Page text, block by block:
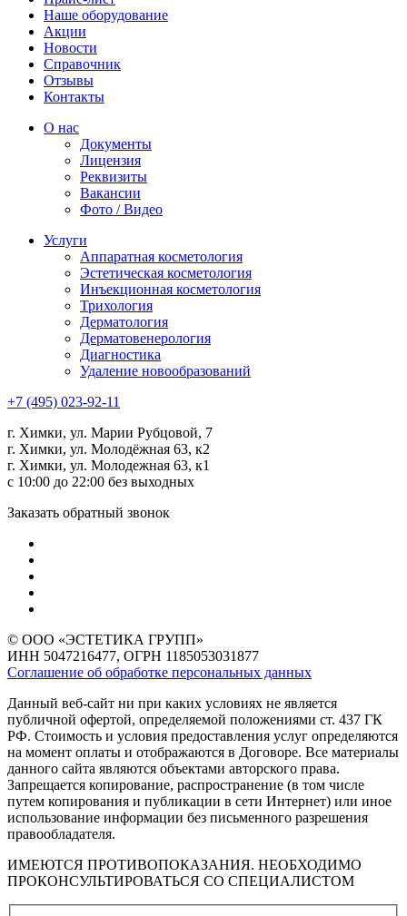
Наше оборудование
Акции
Новости
Справочник
Отзывы
Контакты
О нас
Документы
Лицензия
Реквизиты
Вакансии
Фото / Видео
Услуги
Аппаратная косметология
Эстетическая косметология
Инъекционная косметология
Трихология
Дермато­логия
Дерматовенерология
Диагностика
Удаление новообразований
+7 (495) 023-92-11
г. Химки, ул. Марии Рубцовой, 7
г. Химки, ул. Молодёжная 63, к2
г. Химки, ул. Молодежная 63, к1
с 10:00 до 22:00 без выходных
Заказать обратный звонок
© ООО «ЭСТЕТИКА ГРУПП»
ИНН 5047216477, ОГРН 1185053031877
Соглашение об обработке персональных данных
Данный веб-сайт ни при каких условиях не является
публичной офертой, определяемой положениями ст. 437 ГК
РФ. Стоимость и условия предоставления услуг определяются
на момент оплаты и отображаются в Договоре. Все материалы
данного сайта являются объектами авторского права.
Запрещается копирование, распространение (в том числе
путем копирования и публикации в сети Интернет) или иное
использование информации без письменного разрешения
правообладателя.
ИМЕЮТСЯ ПРОТИВОПОКАЗАНИЯ. НЕОБХОДИМО
ПРОКОНСУЛЬТИРОВАТЬСЯ СО СПЕЦИАЛИСТОМ